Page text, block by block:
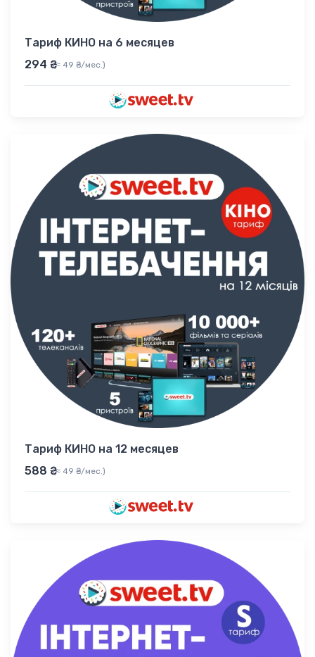
Тариф КИНО на 6 месяцев
294 ₴
(≈ 49 ₴/мес.)
Тариф КИНО на 12 месяцев
588 ₴
(≈ 49 ₴/мес.)